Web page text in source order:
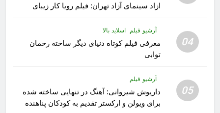
ازاد سینمای آزاد تهران: فیلم رویا کار زیبای
04
آرشیو فیلم اسلاید بالا
معرفی فیلم کوتاه دنیای دیگر ساخته رحمان
توابی
05
آرشیو فیلم
داریوش شیروانی: آهنگ در تنهایی ساخته شده
برای ویولن و ارکستر تقدیم به کودکان پناهنده